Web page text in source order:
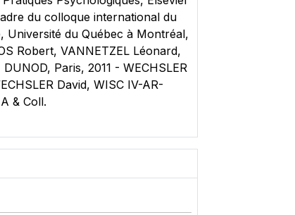
du colloque international du
Université du Québec à Montréal,
Robert, VANNETZEL Léonard,
Paris, 2011 - WECHSLER
David, WISC IV-AR-
& Coll.